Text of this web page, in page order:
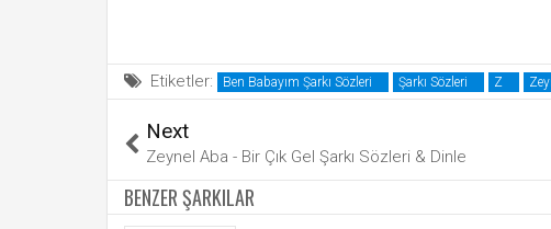
Etiketler: Ben Babayım Şarkı Sözleri Şarkı Sözleri Z
Next
Zeynel Aba - Bir Çık Gel Şarkı Sözleri & Dinle
BENZER ŞARKILAR